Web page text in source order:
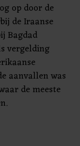
op door de
de Iraanse
Bagdad
vergelding
aanvallen was
de meeste